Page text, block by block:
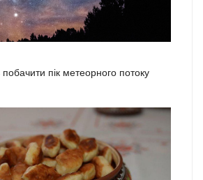
побачити пік метеорного потоку